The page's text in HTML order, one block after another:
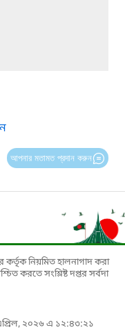
আপনার মতামত প্রদান করুন
কর্তৃক নিয়মিত হালনাগাদ করা
করতে সংশ্লিষ্ট দপ্তর সর্বদা
২০২৬ এ ১২:৪৩:২১